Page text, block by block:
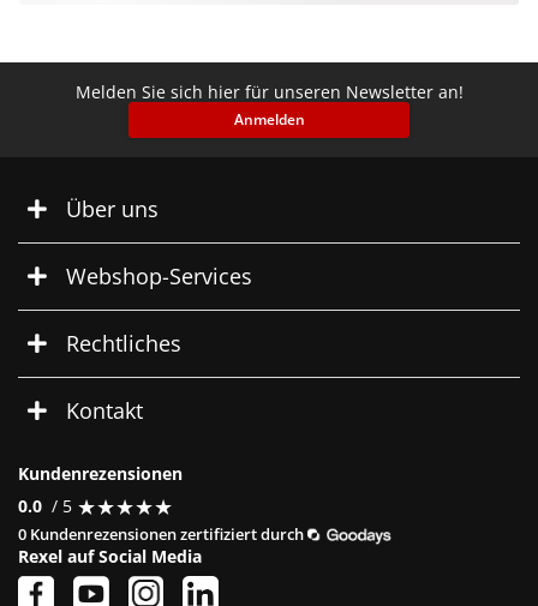
Melden Sie sich hier für unseren Newsletter an!
Anmelden
Über uns
Webshop-Services
Rechtliches
Kontakt
Kundenrezensionen
0.0 / 5 ★★★★★
★★★★★
0 Kundenrezensionen zertifiziert durch
Rexel auf Social Media